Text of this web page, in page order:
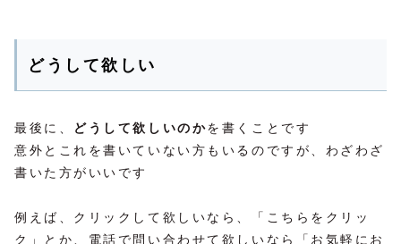
どうして欲しい
最後に、 どうして欲しいのかを書くことです
意外とこれを書いていない方もいるのですが、わざわざ
書いた方がいいです
例えば、クリックして欲しいなら、「こちらをクリッ
ク」とか、電話で問い合わせて欲しいなら「お気軽にお